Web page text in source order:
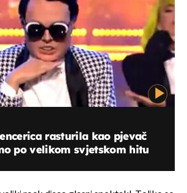
rasturila kao pjevač
po velikom svjetskom hitu